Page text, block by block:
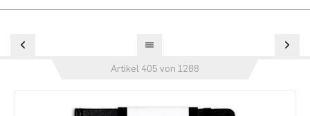
Artikel 405 von 1288